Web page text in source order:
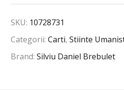
SKU: 10728731
Categorii:Carti,Stiinte
Brand:Silviu Daniel Brebulet